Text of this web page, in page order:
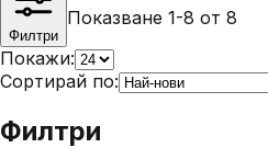
Филтри
Показване 1-8 от 8
Покажи:
Сортирай по:
Филтри